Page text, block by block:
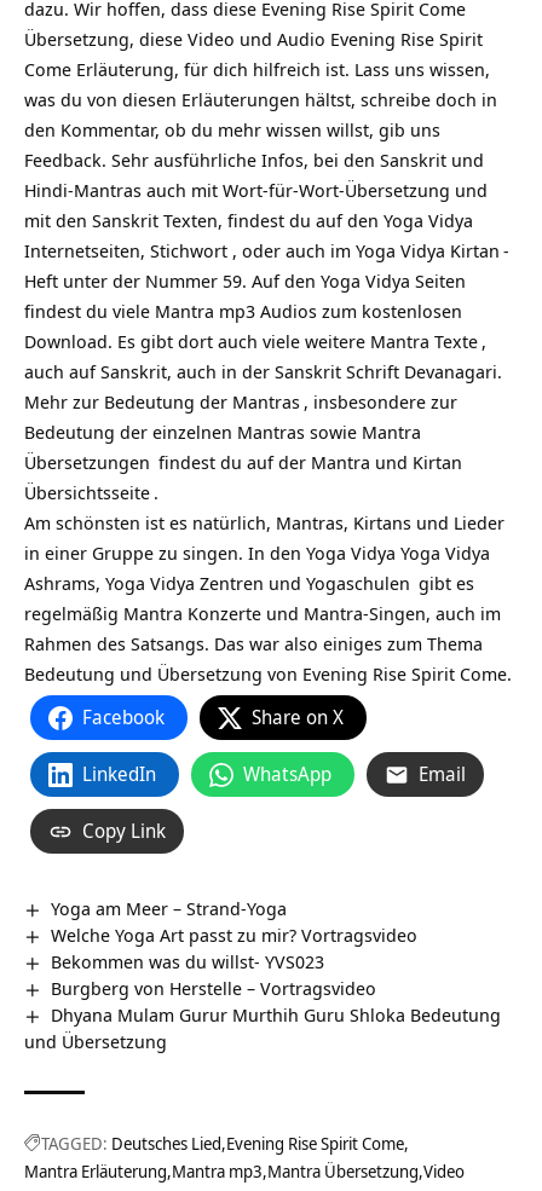
dazu. Wir hoffen, dass diese Evening Rise Spirit Come
Übersetzung, diese Video und Audio Evening Rise Spirit
Come Erläuterung, für dich hilfreich ist. Lass uns wissen,
was du von diesen Erläuterungen hältst, schreibe doch in
den Kommentar, ob du mehr wissen willst, gib uns
Feedback. Sehr ausführliche Infos, bei den Sanskrit und
Hindi-Mantras auch mit Wort-für-Wort-Übersetzung und
mit den Sanskrit Texten, findest du auf den Yoga Vidya
Internetseiten, Stichwort , oder auch im Yoga Vidya Kirtan -
Heft unter der Nummer 59. Auf den Yoga Vidya Seiten
findest du viele Mantra mp3 Audios zum kostenlosen
Download. Es gibt dort auch viele weitere Mantra Texte ,
auch auf Sanskrit, auch in der Sanskrit Schrift Devanagari.
Mehr zur Bedeutung der Mantras , insbesondere zur
Bedeutung der einzelnen Mantras sowie Mantra
Übersetzungen findest du aufder Mantra und Kirtan
Übersichtsseite .
Am schönsten ist es natürlich, Mantras, Kirtans und Lieder
in einer Gruppe zu singen. In den Yoga Vidya Yoga Vidya
Ashrams, Yoga Vidya Zentren und Yogaschulen gibt es
regelmäßig Mantra Konzerte und Mantra-Singen, auch im
Rahmen des Satsangs. Das war also einiges zum Thema
Bedeutung und Übersetzung von Evening Rise Spirit Come.
Facebook Share on X
LinkedIn WhatsApp Email
Copy Link
Yoga am Meer – Strand-Yoga
Welche Yoga Art passt zu mir? Vortragsvideo
Bekommen was du willst- YVS023
Burgberg von Herstelle‏‎ – Vortragsvideo
Dhyana Mulam Gurur Murthih Guru Shloka Bedeutung
und Übersetzung
TAGGED: Deutsches Lied Evening Rise Spirit Come
Mantra Erläuterung Mantra mp3 Mantra Übersetzung Video